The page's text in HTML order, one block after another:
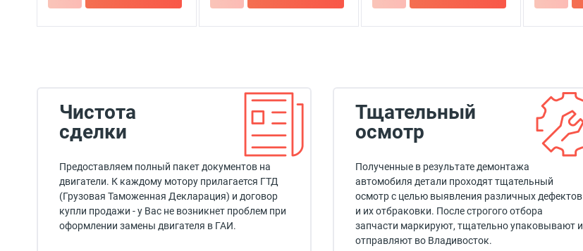
Чистота
сделки
Предоставляем полный пакет документов на
двигатели. К каждому мотору прилагается ГТД
(Грузовая Таможенная Декларация) и договор
купли продажи - у Вас не возникнет проблем при
оформлении замены двигателя в ГАИ.
Тщательный
осмотр
Полученные в результате демонтажа
автомобиля детали проходят тщательный
осмотр с целью выявления различных дефектов
и их отбраковки. После строгого отбора
запчасти маркируют, тщательно упаковывают и
отправляют во Владивосток.